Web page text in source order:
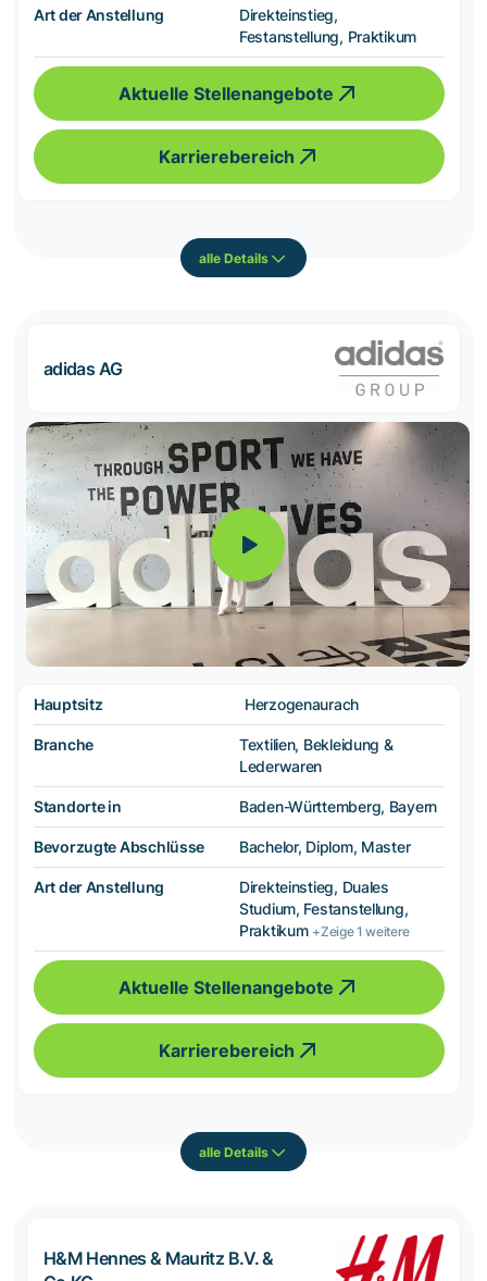
Art der Anstellung
Direkteinstieg,
Festanstellung, Praktikum
Aktuelle Stellenangebote
Karrierebereich
alle Details
adidas AG
Hauptsitz Herzogenaurach
Branche
Textilien, Bekleidung &
Lederwaren
Standorte in Baden-Württemberg, Bayern
Bevorzugte Abschlüsse Bachelor, Diplom, Master
Art der Anstellung
Direkteinstieg, Duales
Studium, Festanstellung,
Praktikum +Zeige 1 weitere
Aktuelle Stellenangebote
Karrierebereich
alle Details
H&M Hennes & Mauritz B.V. &